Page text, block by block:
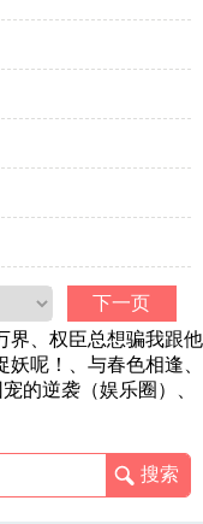
下一页
界
权臣总想骗我跟他
妖呢！ 与春色相逢
的逆袭（娱乐圈）